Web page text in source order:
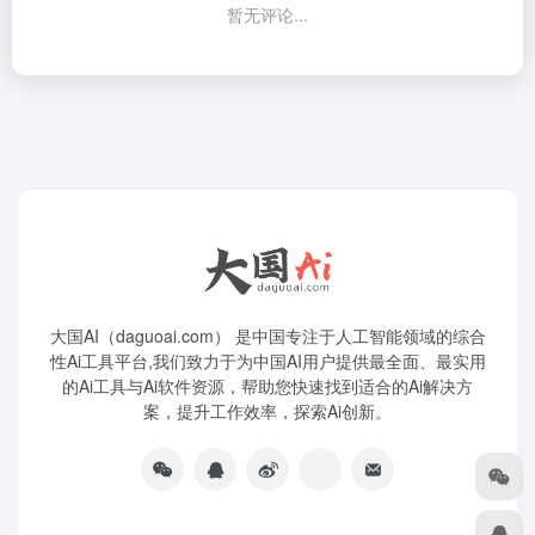
暂无评论...
大国AI（daguoai.com） 是中国专注于人工智能领域的综合
性Ai工具平台,我们致力于为中国AI用户提供最全面、最实用
的Ai工具与Ai软件资源，帮助您快速找到适合的Ai解决方
案，提升工作效率，探索Ai创新。